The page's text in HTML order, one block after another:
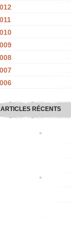
ARTICLES RÉCENTS